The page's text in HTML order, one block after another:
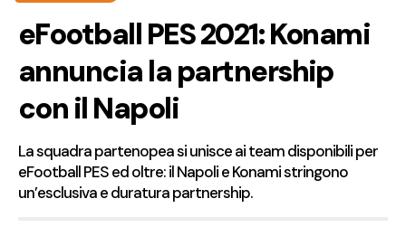
eFootball PES 2021: Konami
annuncia la partnership
con il Napoli
La squadra partenopea si unisce ai team disponibili per
eFootball PES ed oltre: il Napoli e Konami stringono
un’esclusiva e duratura partnership.